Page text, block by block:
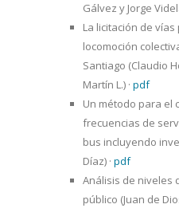
Gálvez y Jorge
La licitación de
locomoción
Santiago (Claudio
Martín L.) · pdf
Un método para el
frecuencias de
bus incluyendo
Díaz) · pdf
Análisis de niveles
público (Juan de